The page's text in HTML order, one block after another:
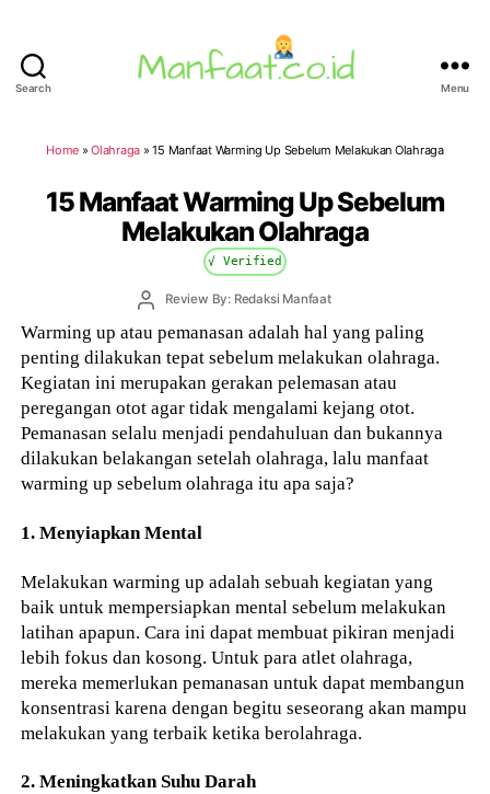
Search Menu
Home »Olahraga »15 Manfaat Warming Up Sebelum Melakukan Olahraga
15 Manfaat Warming Up Sebelum
Melakukan Olahraga
√ Verified
PostReview By: Redaksi Manfaat
Warming up atau pemanasan adalah hal yang paling
penting dilakukan tepat sebelum melakukan olahraga.
Kegiatan ini merupakan gerakan pelemasan atau
peregangan otot agar tidak mengalami kejang otot.
Pemanasan selalu menjadi pendahuluan dan bukannya
dilakukan belakangan setelah olahraga, lalu manfaat
warming up sebelum olahraga itu apa saja?
1. Menyiapkan Mental
Melakukan warming up adalah sebuah kegiatan yang
baik untuk mempersiapkan mental sebelum melakukan
latihan apapun. Cara ini dapat membuat pikiran menjadi
lebih fokus dan kosong. Untuk para atlet olahraga,
mereka memerlukan pemanasan untuk dapat membangun
konsentrasi karena dengan begitu seseorang akan mampu
melakukan yang terbaik ketika berolahraga.
2. Meningkatkan Suhu Darah